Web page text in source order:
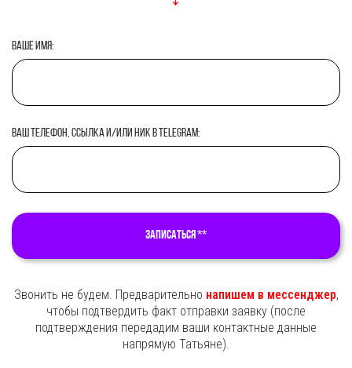
Ваше имя:
Ваш телефон, ссылка и/или ник в Telegram:
Записаться **
Звонить не будем. Предварительно напишем в мессенджер,
чтобы подтвердить факт отправки заявку (после
подтверждения передадим ваши контактные данные
напрямую Татьяне).